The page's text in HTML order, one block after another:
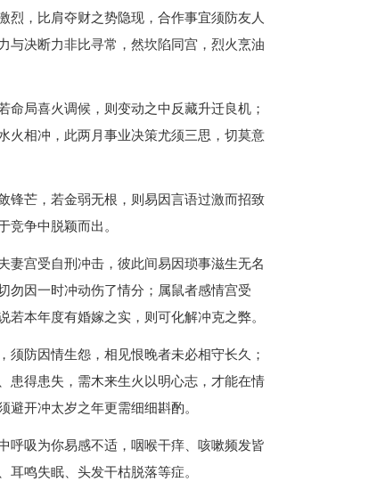
烈，比肩夺财之势隐现，合作事宜须防友人
与决断力非比寻常，然坎陷同宫，烈火烹油
局喜火调候，则变动之中反藏升迁良机；
火相冲，此两月事业决策尤须三思，切莫意
锋芒，若金弱无根，则易因言语过激而招致
竞争中脱颖而出。
妻宫受自刑冲击，彼此间易因琐事滋生无名
勿因一时冲动伤了情分；属鼠者感情宫受
本年度有婚嫁之实，则可化解冲克之弊。
防因情生怨，相见恨晚者未必相守长久；
患得患失，需木来生火以明心志，才能在情
开冲太岁之年更需细细斟酌。
呼吸为你易感不适，咽喉干痒、咳嗽频发皆
鸣失眠、头发干枯脱落等症。